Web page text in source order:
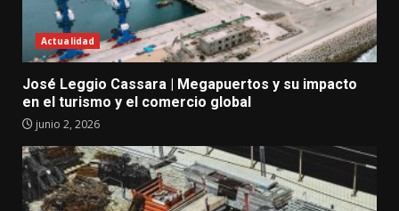
Actualidad
José Leggio Cassara | Megapuertos y su impacto
en el turismo y el comercio global
junio 2, 2026